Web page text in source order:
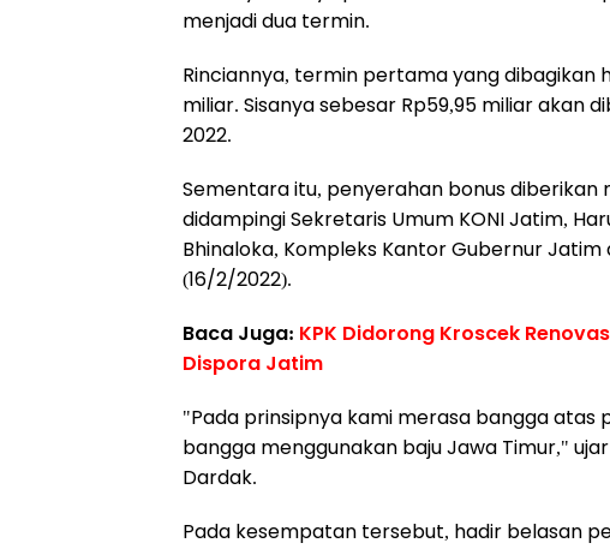
menjadi dua termin.
Rinciannya, termin pertama yang dibagikan
miliar. Sisanya sebesar Rp59,95 miliar akan
2022.
Sementara itu, penyerahan bonus diberikan
didampingi Sekretaris Umum KONI Jatim,
Bhinaloka, Kompleks Kantor Gubernur Jatim
(16/2/2022).
Baca Juga: KPK Didorong Kroscek
Dispora Jatim
"Pada prinsipnya kami merasa bangga atas
bangga menggunakan baju Jawa Timur,"
Dardak.
Pada kesempatan tersebut, hadir belasan